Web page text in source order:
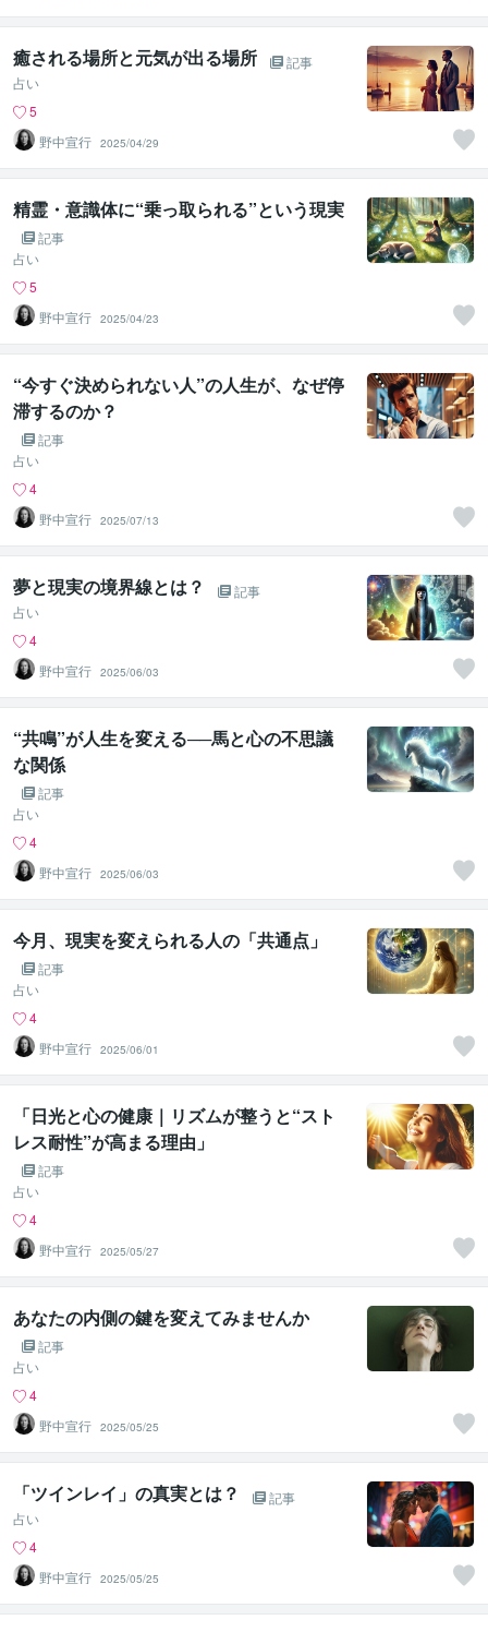
癒される場所と元気が出る場所
記事
占い
5
野中宣行 2025/04/29
精霊・意識体に“乗っ取られる”という現実
記事
占い
5
野中宣行 2025/04/23
“今すぐ決められない人”の人生が、なぜ停
滞するのか？
記事
占い
4
野中宣行 2025/07/13
夢と現実の境界線とは？
記事
占い
4
野中宣行 2025/06/03
“共鳴”が人生を変える──馬と心の不思議
な関係
記事
占い
4
野中宣行 2025/06/03
今月、現実を変えられる人の「共通点」
記事
占い
4
野中宣行 2025/06/01
「日光と心の健康｜リズムが整うと“スト
レス耐性”が高まる理由」
記事
占い
4
野中宣行 2025/05/27
あなたの内側の鍵を変えてみませんか
記事
占い
4
野中宣行 2025/05/25
「ツインレイ」の真実とは？
記事
占い
4
野中宣行 2025/05/25